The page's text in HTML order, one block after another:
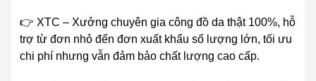
👉 XTC – Xưởng chuyên gia công đồ da thật 100%, hỗ
trợ từ đơn nhỏ đến đơn xuất khẩu số lượng lớn, tối ưu
chi phí nhưng vẫn đảm bảo chất lượng cao cấp.